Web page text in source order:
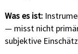
Was es ist:
— misst nicht
subjektive